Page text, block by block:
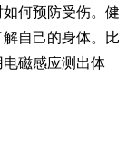
何预防受伤。健
自己的身体。比
磁感应测出体